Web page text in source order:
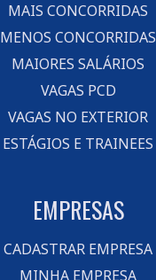
MAIS CONCORRIDAS
MENOS CONCORRIDAS
MAIORES SALÁRIOS
VAGAS PCD
VAGAS NO EXTERIOR
ESTÁGIOS E TRAINEES
EMPRESAS
CADASTRAR EMPRESA
MINHA EMPRESA